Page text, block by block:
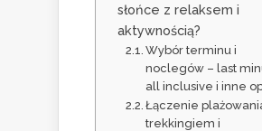
słońce z relaksem i
aktywnością?
Wybór terminu i
noclegów – last
all inclusive i inne
Łączenie
trekkingiem i